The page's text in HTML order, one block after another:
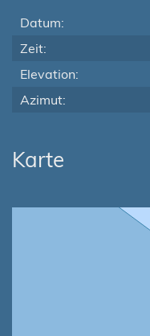
Datum:
Zeit:
Elevation:
Azimut:
Karte